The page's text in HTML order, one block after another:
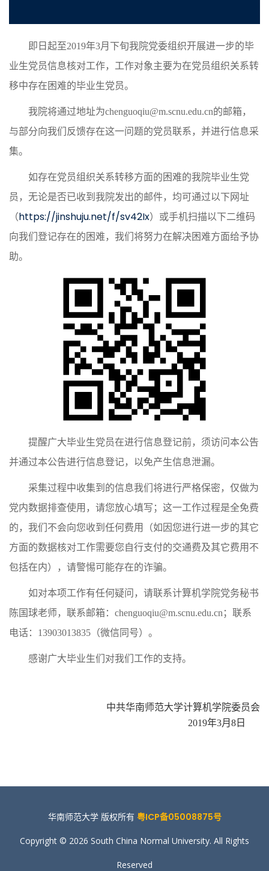
即日起至2019年3月下旬我院党委组织开展进一步的毕
业生党员信息核对工作，工作对象主要为在党员组织关系转
移中存在困难的毕业生党员。
我院将通过地址为chenguoqiu@m.scnu.edu.cn的邮箱，
与部分向我们反馈存在这一问题的党员联系，并进行信息采
集。
如存在党员组织关系转移方面的困难的我院毕业生党
员，无论是否已收到我院发出的邮件，均可通过以下网址
（https://jinshuju.net/f/sv42Ix）或手机扫描以下二维码
向我们登记存在的困难，我们将努力在解决困难方面给予协
助。
提醒广大毕业生党员在进行信息登记前，须访问本公告
并通过本公告进行信息登记，以免产生信息泄漏。
采集过程中收集到的信息我们将进行严格保密，仅做为
党内数据排查使用，请您放心填写；这一工作过程是全免费
的，我们不会向您收到任何费用（如因您进行进一步的其它
方面的数据核对工作需要您自行支付的交通费及其它费用不
包括在内），请警惕可能存在的诈骗。
如对本项工作有任何疑问，请联系计算机学院党务秘书
陈国球老师，联系邮箱：chenguoqiu@m.scnu.edu.cn；联系
电话：13903013835（微信同号）。
感谢广大毕业生们对我们工作的支持。
中共华南师范大学计算机学院委员会
2019年3月8日
华南师范大学 版权所有 粤ICP备05008875号
Copyright © 2026 South China Normal University. All Rights
Reserved